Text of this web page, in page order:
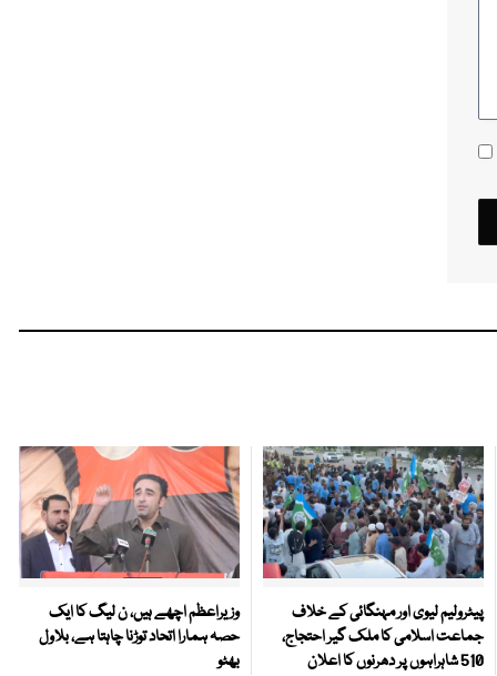
پیٹرولیم لیوی اور مہنگائی کے خلاف
جماعت اسلامی کا ملک گیر احتجاج،
510 شاہراہوں پر دھرنوں کا اعلان
وزیراعظم اچھے ہیں، ن لیگ کا ایک
حصہ ہمارا اتحاد توڑنا چاہتا ہے، بلاول
بھٹو